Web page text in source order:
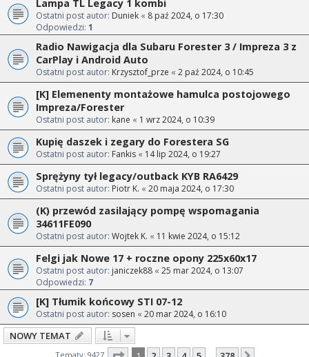
Lampa TL Legacy 1 kombi
Ostatni post autor: Duniek « 8 paź 2024, o 17:30
Odpowiedzi: 1
Radio Nawigacja dla Subaru Forester 3 / Impreza 3 z
CarPlay i Android Auto
Ostatni post autor: Krzysztof_prze « 2 paź 2024, o 10:45
[K] Elemenenty montażowe hamulca postojowego
Impreza/Forester
Ostatni post autor: kane « 1 wrz 2024, o 10:39
Kupię daszek i zegary do Forestera SG
Ostatni post autor: Fankis « 14 lip 2024, o 19:27
Sprężyny tył legacy/outback KYB RA6429
Ostatni post autor: Piotr K. « 20 maja 2024, o 17:30
(K) przewód zasilający pompę wspomagania
34611FE090
Ostatni post autor: Wojtek K. « 11 kwie 2024, o 15:12
Felgi jak Nowe 17 + roczne opony 225x60x17
Ostatni post autor: janiczek88 « 25 mar 2024, o 13:07
Odpowiedzi: 7
[K] Tłumik końcowy STI 07-12
Ostatni post autor: sosen « 20 mar 2024, o 16:10
NOWY TEMAT
Tematy: 9427